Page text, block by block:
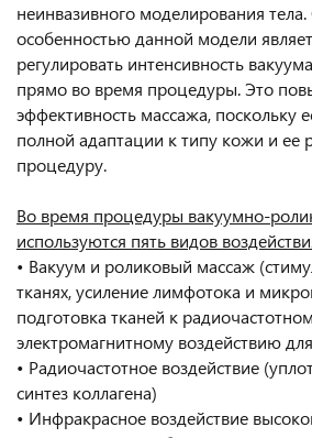
неинвазивного моделирования
особенностью данной модели
регулировать интенсивность
прямо во время процедуры. Это
эффективность массажа, поскольку
полной адаптации к типу кожи и ее
процедуру.
Во время процедуры вакуумно-
используются пять видов
• Вакуум и роликовый массаж
тканях, усиление лимфотока и
подготовка тканей к
электромагнитному воздействию
• Радиочастотное воздействие
синтез коллагена)
• Инфракрасное воздействие